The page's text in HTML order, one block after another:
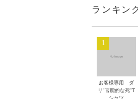
ランキン
1
お客様専用 ダ
リ"官能的な死"T
シャツ